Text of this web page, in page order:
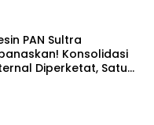
PAN Sultra
Konsolidasi
Diperketat, Satu